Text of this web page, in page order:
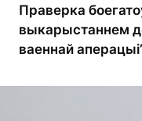
Праверка
выкарыстаннем
ваеннай